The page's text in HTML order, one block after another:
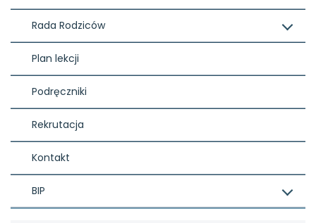
Rada Rodziców
Plan lekcji
Podręczniki
Rekrutacja
Kontakt
BIP